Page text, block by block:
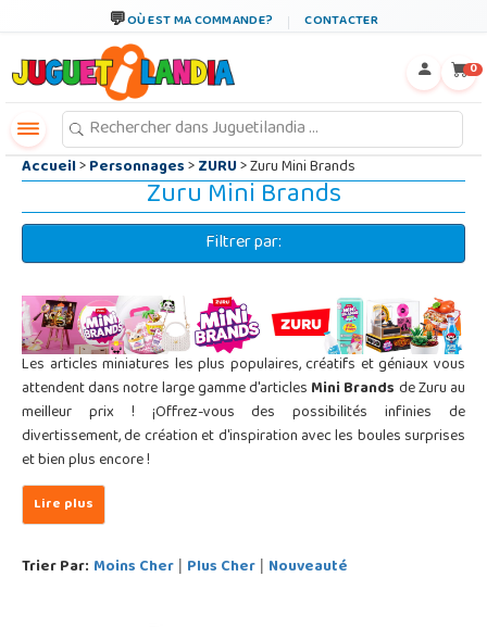
OÙ EST MA COMMANDE? CONTACTER
0
Accueil>Personnages>ZURU> Zuru Mini Brands
Zuru Mini Brands
Filtrer par:
Les articles miniatures les plus populaires, créatifs et géniaux vous
attendent dans notre large gamme d'articlesMini Brandsde Zuru au
meilleur prix ! ¡Offrez-vous des possibilités infinies de
divertissement, de création et d'inspiration avec les boules surprises
et bien plus encore !
Trier Par: Moins Cher | Plus Cher | Nouveauté